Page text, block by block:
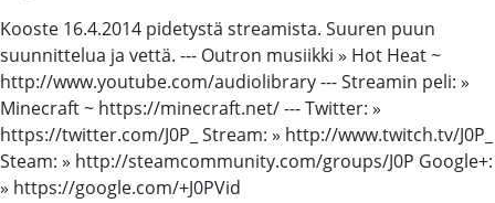
Kooste 16.4.2014 pidetystä streamista. Suuren puun
suunnittelua ja vettä. --- Outron musiikki » Hot Heat ~
http://www.youtube.com/audiolibrary --- Streamin peli: »
Minecraft ~ https://minecraft.net/ --- Twitter: »
https://twitter.com/J0P_ Stream: » http://www.twitch.tv/J0P_
Steam: » http://steamcommunity.com/groups/J0P Google+:
» https://google.com/+J0PVid